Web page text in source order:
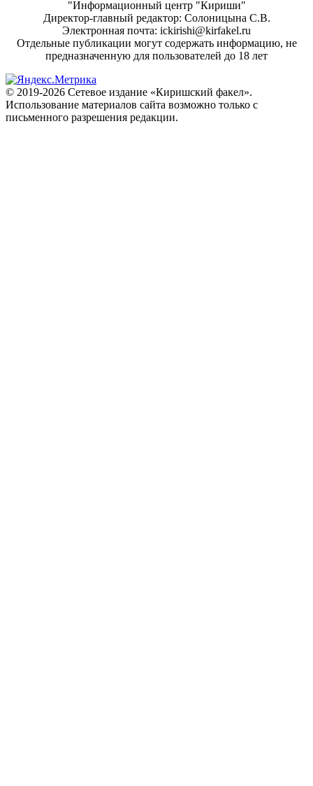
"Информационный центр "Кириши"
Директор-главный редактор: Солоницына С.В.
Электронная почта: ickirishi@kirfakel.ru
Отдельные публикации могут содержать информацию, не
предназначенную для пользователей до 18 лет
© 2019-2026 Сетевое издание «Киришский факел».
Использование материалов сайта возможно только с
письменного разрешения редакции.